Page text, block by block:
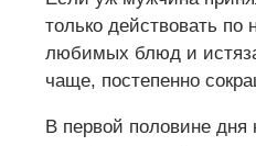
только действовать по
любимых блюд и
чаще, постепенно
В первой половине